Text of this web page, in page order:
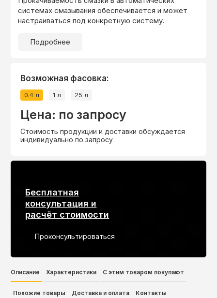
системах смазывания обеспечивается и может
настраиваться под конкретную систему.
Подробнее
Возможная фасовка:
0.4 л 1 л 25 л
Цена: по запросу
Стоимость продукции и доставки обсуждается
индивидуально по запросу
Бесплатная
консультация и
расчёт стоимости
Проконсультироваться
Описание Характеристики С этим товаром покупают
Похожие товары Доставка и оплата Контакты